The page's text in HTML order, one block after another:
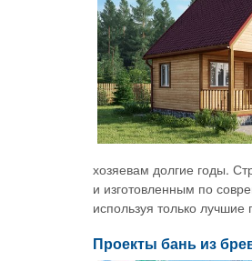
хозяевам долгие годы.
и изготовленным по
используя только
Проекты бань из